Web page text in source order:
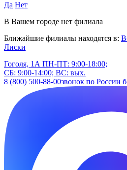
Да Нет
В Вашем городе нет филиала
Ближайшие филиалы находятся в:
Лиски
Гоголя, 1А ПН-ПТ: 9:00-18:00;
СБ: 9:00-14:00; ВС: вых.
8 (800) 500-88-00звонок по России